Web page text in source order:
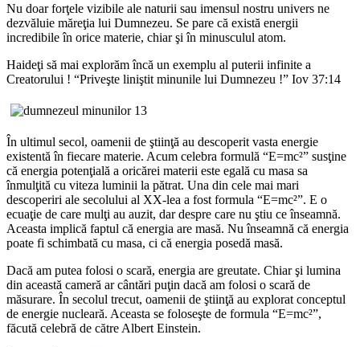
Nu doar forţele vizibile ale naturii sau imensul nostru univers ne
dezvăluie măreţia lui Dumnezeu. Se pare că există energii
incredibile în orice materie, chiar şi în minusculul atom.
Haideţi să mai explorăm încă un exemplu al puterii infinite a
Creatorului ! “Priveşte liniştit minunile lui Dumnezeu !” Iov 37:14
În ultimul secol, oamenii de ştiinţă au descoperit vasta energie
existentă în fiecare materie. Acum celebra formulă “E=mc²” susţine
că energia potenţială a oricărei materii este egală cu masa sa
înmulţită cu viteza luminii la pătrat. Una din cele mai mari
descoperiri ale secolului al XX-lea a fost formula “E=mc²”. E o
ecuaţie de care mulţi au auzit, dar despre care nu ştiu ce înseamnă.
Aceasta implică faptul că energia are masă. Nu înseamnă că energia
poate fi schimbată cu masa, ci că energia posedă masă.
Dacă am putea folosi o scară, energia are greutate. Chiar şi lumina
din această cameră ar cântări puţin dacă am folosi o scară de
măsurare. În secolul trecut, oamenii de ştiinţă au explorat conceptul
de energie nucleară. Aceasta se foloseşte de formula “E=mc²”,
făcută celebră de către Albert Einstein.